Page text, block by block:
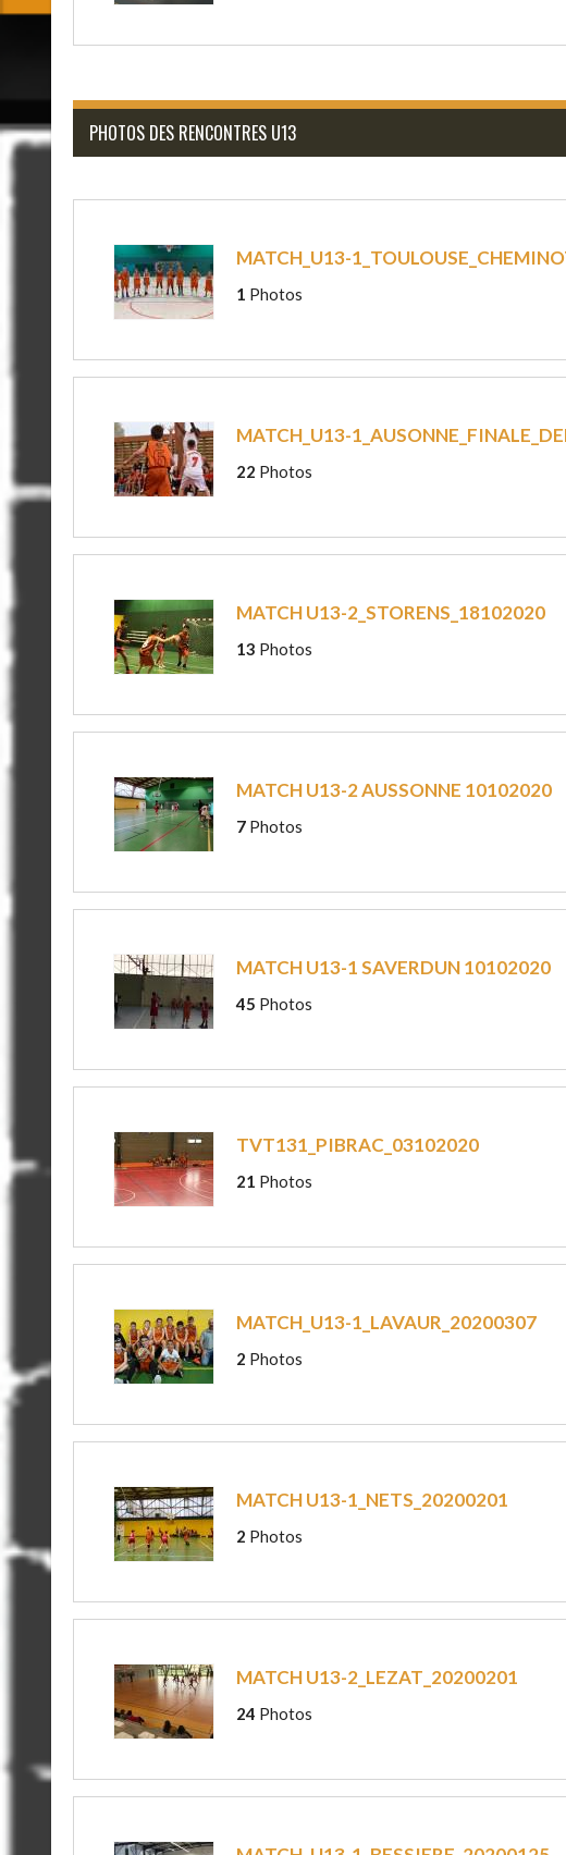
PHOTOS DES RENCONTRES U13
MATCH_U13-
1 Photos
MATCH_U13-
22 Photos
MATCH U13-2_STORENS_18102020
13 Photos
MATCH U13-2 AUSSONNE 10102020
7 Photos
MATCH U13-1 SAVERDUN 10102020
45 Photos
TVT131_PIBRAC_03102020
21 Photos
MATCH_U13-1_LAVAUR_20200307
2 Photos
MATCH U13-1_NETS_20200201
2 Photos
MATCH U13-2_LEZAT_20200201
24 Photos